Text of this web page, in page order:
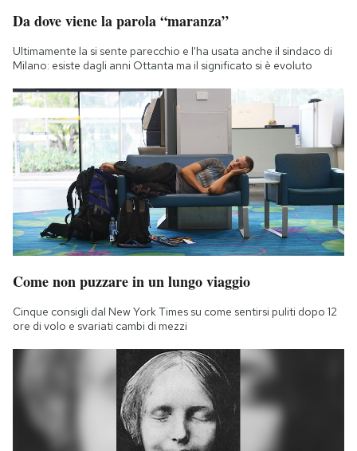
Da dove viene la parola “maranza”
Ultimamente la si sente parecchio e l'ha usata anche il sindaco di
Milano: esiste dagli anni Ottanta ma il significato si è evoluto
Come non puzzare in un lungo viaggio
Cinque consigli dal New York Times su come sentirsi puliti dopo 12
ore di volo e svariati cambi di mezzi